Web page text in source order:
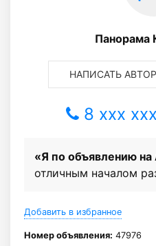
Панорама
НАПИСАТЬ
8 xxx
«Я по объявлению
отличным началом
Добавить в избранное
Номер объявления: 47976